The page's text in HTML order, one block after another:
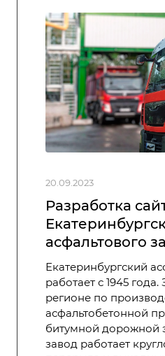
20.09.2023
Разработка
асфальтового
Екатеринбургский
работает с 1945
регионе по
асфальтобетонной
битумной дорожной
завод работает